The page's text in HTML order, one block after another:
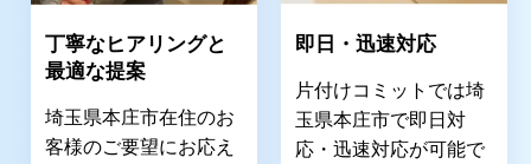
丁寧なヒアリングと
最適な提案
埼玉県本庄市在住のお
客様のご要望にお応え
即日・迅速対応
片付けコミットでは埼
玉県本庄市で即日対
応・迅速対応が可能で